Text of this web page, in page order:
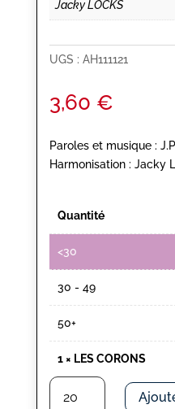
Jacky LOCKS
UGS : AH111121
3,60 €
Paroles et musique :
Harmonisation : Jacky
Quantité
<30
30 - 49
50+
1× LES CORONS
quantité